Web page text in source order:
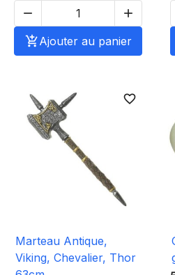


Ajouter au panier
favorite_border
Marteau Antique,
Viking, Chevalier, Thor